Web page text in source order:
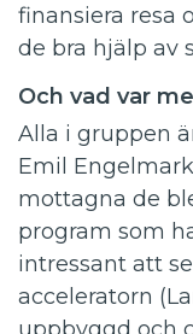
finansiera resa
de bra hjälp av
Och vad var
Alla i gruppen
Emil
mottagna de
program som
intressant att
acceleratorn